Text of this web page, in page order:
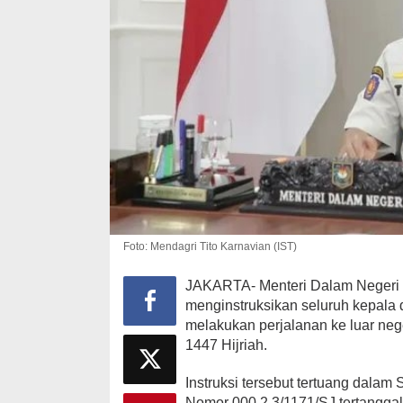
Foto: Mendagri Tito Karnavian (IST)
JAKARTA- Menteri Dalam
menginstruksikan seluruh
melakukan perjalanan ke luar
1447 Hijriah.
Instruksi tersebut tertuang
Golkar Gelar
Bahlil
Peka